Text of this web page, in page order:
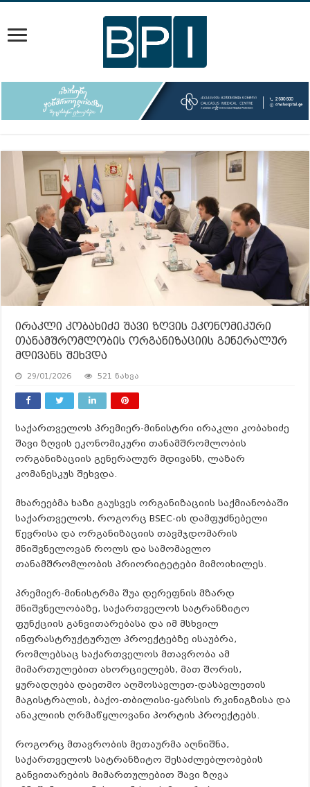
ირაკლი კობახიძე შავი ზღვის ეკონომიკური
თანამშრომლობის ორგანიზაციის გენერალურ
მდივანს შეხვდა
29/01/2026 521 ნახვა
საქართველოს პრემიერ-მინისტრი ირაკლი კობახიძე
შავი ზღვის ეკონომიკური თანამშრომლობის
ორგანიზაციის გენერალურ მდივანს, ლაზარ
კომანესკუს შეხვდა.
მხარეებმა ხაზი გაუსვეს ორგანიზაციის საქმიანობაში
საქართველოს, როგორც BSEC-ის დამფუძნებელი
წევრისა და ორგანიზაციის თავმჯდომარის
მნიშვნელოვან როლს და სამომავლო
თანამშრომლობის პრიორიტეტები მიმოიხილეს.
პრემიერ-მინისტრმა შუა დერეფნის მზარდ
მნიშვნელობაზე, საქართველოს სატრანზიტო
ფუნქციის განვითარებასა და იმ მსხვილ
ინფრასტრუქტურულ პროექტებზე ისაუბრა,
რომლებსაც საქართველოს მთავრობა ამ
მიმართულებით ახორციელებს, მათ შორის,
ყურადღება დაეთმო აღმოსავლეთ-დასავლეთის
მაგისტრალის, ბაქო-თბილისი-ყარსის რკინიგზისა და
ანაკლიის ღრმაწყლოვანი პორტის პროექტებს.
როგორც მთავრობის მეთაურმა აღნიშნა,
საქართველოს სატრანზიტო შესაძლებლობების
განვითარების მიმართულებით შავი ზღვა